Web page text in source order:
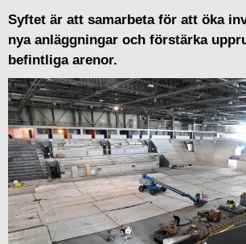
Syftet är att samarbeta för att öka
nya anläggningar och förstärka
befintliga arenor.